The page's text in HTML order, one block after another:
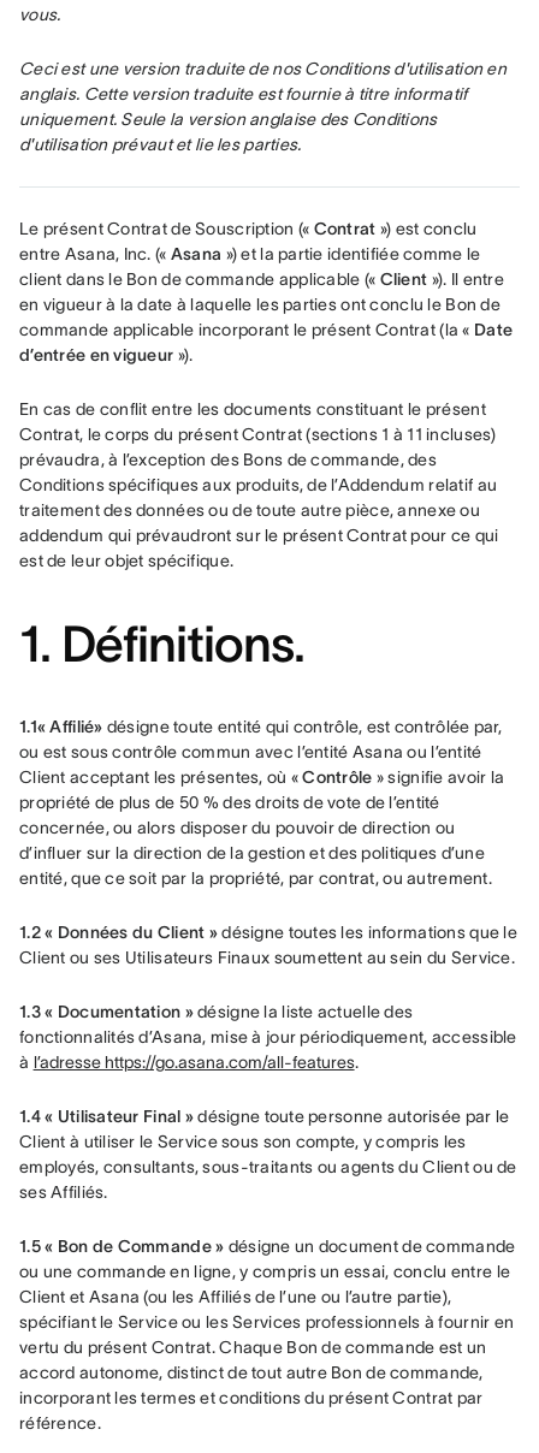
vous.
Ceci est une version traduite de nos Conditions d'utilisation en
anglais. Cette version traduite est fournie à titre informatif
uniquement. Seule la version anglaise des Conditions
d'utilisation prévaut et lie les parties.
Le présent Contrat de Souscription (« Contrat ») est conclu
entre Asana, Inc. (« Asana ») et la partie identifiée comme le
client dans le Bon de commande applicable (« Client »). Il entre
en vigueur à la date à laquelle les parties ont conclu le Bon de
commande applicable incorporant le présent Contrat (la « Date
d’entrée en vigueur »).
En cas de conflit entre les documents constituant le présent
Contrat, le corps du présent Contrat (sections 1 à 11 incluses)
prévaudra, à l’exception des Bons de commande, des
Conditions spécifiques aux produits, de l’Addendum relatif au
traitement des données ou de toute autre pièce, annexe ou
addendum qui prévaudront sur le présent Contrat pour ce qui
est de leur objet spécifique.
1. Définitions.
1.1« Affilié» désigne toute entité qui contrôle, est contrôlée par,
ou est sous contrôle commun avec l’entité Asana ou l’entité
Client acceptant les présentes, où « Contrôle » signifie avoir la
propriété de plus de 50 % des droits de vote de l’entité
concernée, ou alors disposer du pouvoir de direction ou
d’influer sur la direction de la gestion et des politiques d’une
entité, que ce soit par la propriété, par contrat, ou autrement.
1.2 « Données du Client » désigne toutes les informations que le
Client ou ses Utilisateurs Finaux soumettent au sein du Service.
1.3 « Documentation » désigne la liste actuelle des
fonctionnalités d’Asana, mise à jour périodiquement, accessible
à l’adresse https://go.asana.com/all-features.
1.4 « Utilisateur Final » désigne toute personne autorisée par le
Client à utiliser le Service sous son compte, y compris les
employés, consultants, sous-traitants ou agents du Client ou de
ses Affiliés.
1.5 « Bon de Commande » désigne un document de commande
ou une commande en ligne, y compris un essai, conclu entre le
Client et Asana (ou les Affiliés de l’une ou l’autre partie),
spécifiant le Service ou les Services professionnels à fournir en
vertu du présent Contrat. Chaque Bon de commande est un
accord autonome, distinct de tout autre Bon de commande,
incorporant les termes et conditions du présent Contrat par
référence.